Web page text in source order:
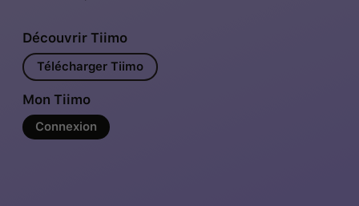
Découvrir Tiimo
Télécharger Tiimo
Mon Tiimo
Connexion